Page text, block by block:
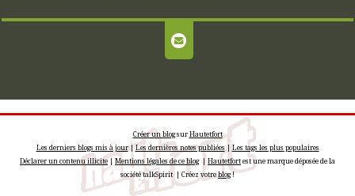
Créer un blogsurHautetfort
Les derniers blogs mis à jour|Les dernières notes publiées |Les tags les plus populaires
Déclarer un contenu illicite|Mentions légales de ce blog| Hautetfortest une marque déposée de la
société talkSpirit | Créez votreblog!